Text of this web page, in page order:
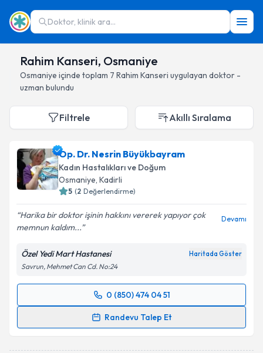
Doktor, klinik ara...
Rahim Kanseri, Osmaniye
Osmaniye içinde toplam 7 Rahim Kanseri uygulayan doktor -
uzman bulundu
Filtrele Akıllı Sıralama
Op. Dr. Nesrin Büyükbayram
Kadın Hastalıkları ve Doğum
Osmaniye, Kadirli
5 (2 Değerlendirme)
Harika bir doktor işinin hakkını vererek yapıyor çok
memnun kaldım...
Devamı
Özel Yedi Mart Hastanesi Haritada Göster
Savrun, Mehmet Can Cd. No:24
0 (850) 474 04 51
Randevu Talep Et
Randevu Takvimi Talebi